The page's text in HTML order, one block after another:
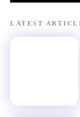
LATEST